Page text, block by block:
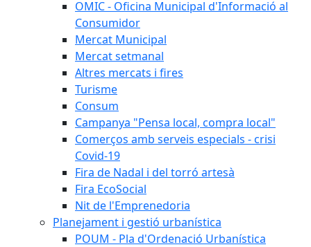
OMIC - Oficina Municipal d'Informació al
Consumidor
Mercat Municipal
Mercat setmanal
Altres mercats i fires
Turisme
Consum
Campanya "Pensa local, compra local"
Comerços amb serveis especials - crisi
Covid-19
Fira de Nadal i del torró artesà
Fira EcoSocial
Nit de l'Emprenedoria
Planejament i gestió urbanística
POUM - Pla d'Ordenació Urbanística